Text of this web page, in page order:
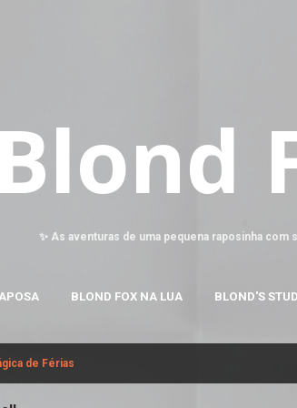
Blond
✨ As aventuras de uma pequena raposinha com
BLOND FOX NA LUA BLOND'S
de Férias